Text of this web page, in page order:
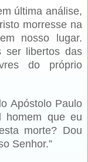
última análise,
morresse na
nosso lugar.
ser libertos das
do próprio
Apóstolo Paulo
homem que eu
morte? Dou
Senhor.”